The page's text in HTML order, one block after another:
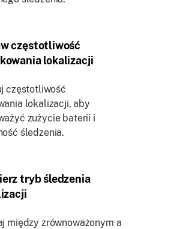
częstotliwość
lokalizacji
częstotliwość
lokalizacji, aby
zużycie baterii i
śledzenia.
tryb śledzenia
między zrównoważonym a